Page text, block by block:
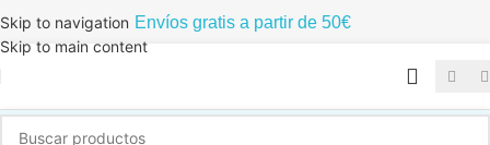
Skip to navigation
Skip to main content
Envíos gratis a partir de 50€